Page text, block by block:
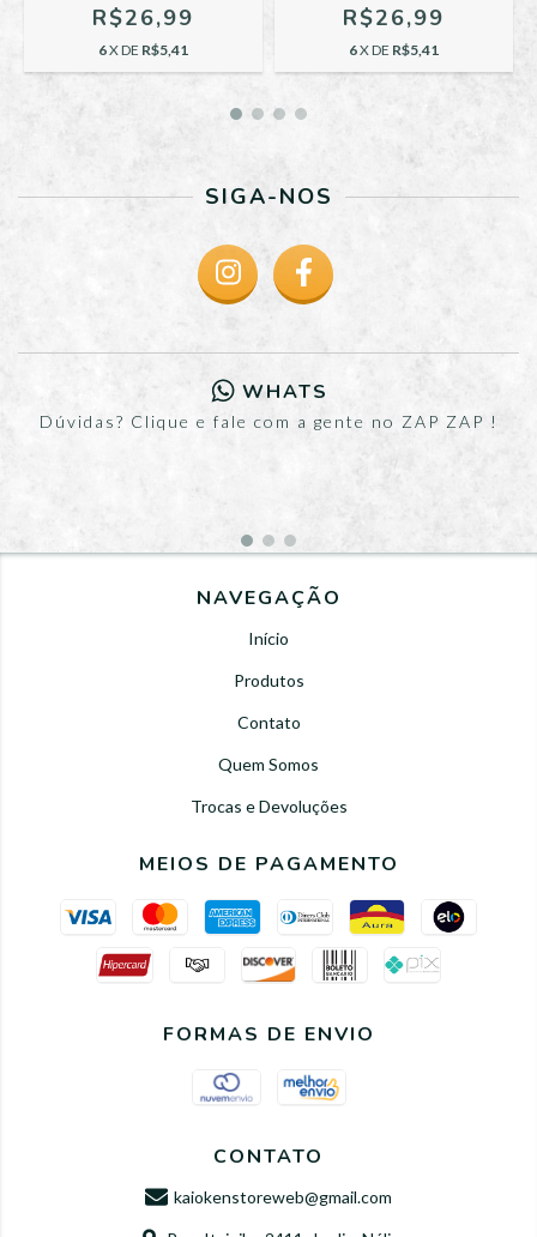
R$26,99
6X DE R$5,41
R$26,99
6X DE R$5,41
SIGA-NOS
WHATS
Dúvidas? Clique e fale com a gente no ZAP ZAP !
NAVEGAÇÃO
Início
Produtos
Contato
Quem Somos
Trocas e Devoluções
MEIOS DE PAGAMENTO
FORMAS DE ENVIO
CONTATO
kaiokenstoreweb@gmail.com